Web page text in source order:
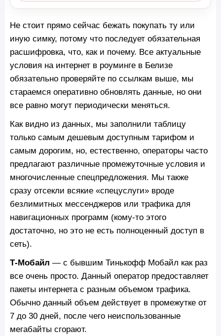
Не стоит прямо сейчас бежать покупать ту или
иную симку, потому что последует обязательная
расшифровка, что, как и почему. Все актуальные
условия на интернет в роуминге в Белизе
обязательно проверяйте по ссылкам выше, мы
стараемся оперативно обновлять данные, но они
все равно могут периодически меняться.
Как видно из данных, мы заполнили таблицу
только самым дешевым доступным тарифом и
самым дорогим, но, естественно, операторы часто
предлагают различные промежуточные условия и
многочисленные спецпредложения. Мы также
сразу отсекли всякие «спецуслуги» вроде
безлимитных мессенджеров или трафика для
навигационных программ (кому-то этого
достаточно, но это не есть полноценный доступ в
сеть).
Т-Мобайл — с бывшим Тинькофф Мобайл как раз
все очень просто. Данный оператор предоставляет
пакеты интернета с разным объемом трафика.
Обычно данный объем действует в промежутке от
7 до 30 дней, после чего неиспользованные
мегабайты сгорают.